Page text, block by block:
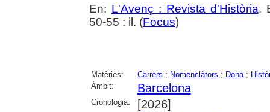
En: L'Avenç : Revista d'Història.
50-55 : il. (Focus)
Matèries: Carrers ; Nomenclàtors ; Dona;
Àmbit:
Barcelona
Cronologia: [2026]